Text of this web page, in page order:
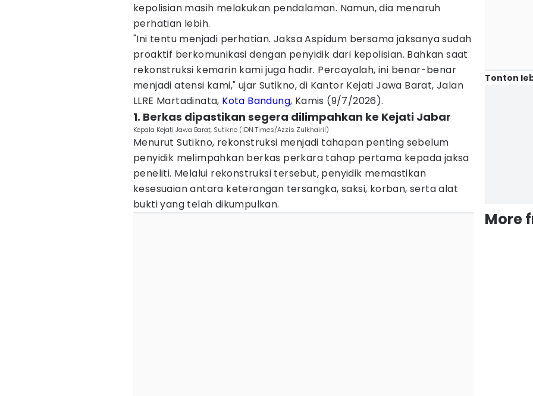
kepolisian masih melakukan pendalaman. Namun, dia menaruh
perhatian lebih.
"Ini tentu menjadi perhatian. Jaksa Aspidum bersama jaksanya sudah
proaktif berkomunikasi dengan penyidik dari kepolisian. Bahkan saat
rekonstruksi kemarin kami juga hadir. Percayalah, ini benar-benar
menjadi atensi kami," ujar Sutikno, di Kantor Kejati Jawa Barat, Jalan
LLRE Martadinata, Kota Bandung, Kamis (9/7/2026).
1. Berkas dipastikan segera dilimpahkan ke Kejati Jabar
Kepala Kejati Jawa Barat, Sutikno (IDN Times/Azzis Zulkhairil)
Menurut Sutikno, rekonstruksi menjadi tahapan penting sebelum
penyidik melimpahkan berkas perkara tahap pertama kepada jaksa
peneliti. Melalui rekonstruksi tersebut, penyidik memastikan
kesesuaian antara keterangan tersangka, saksi, korban, serta alat
bukti yang telah dikumpulkan.
Tonton
More